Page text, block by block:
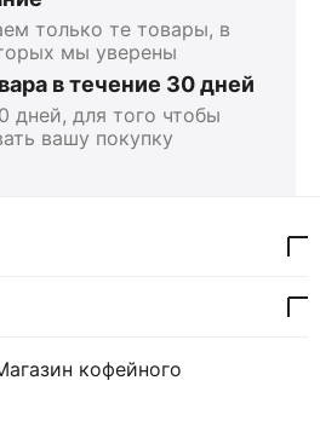
только те товары, в
мы уверены
в течение 30 дней
дней, для того чтобы
вашу покупку
кофейного